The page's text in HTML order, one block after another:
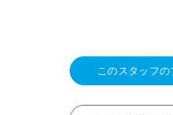
このスタッフ